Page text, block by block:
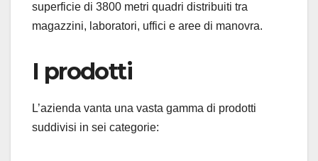
superficie di 3800 metri quadri distribuiti tra
magazzini, laboratori, uffici e aree di manovra.
I prodotti
L’azienda vanta una vasta gamma di prodotti
suddivisi in sei categorie: